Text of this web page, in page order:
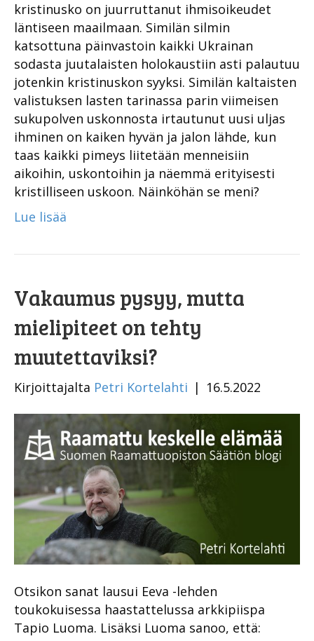
kristinusko on juurruttanut ihmisoikeudet
läntiseen maailmaan. Similän silmin
katsottuna päinvastoin kaikki Ukrainan
sodasta juutalaisten holokaustiin asti palautuu
jotenkin kristinuskon syyksi. Similän kaltaisten
valistuksen lasten tarinassa parin viimeisen
sukupolven uskonnosta irtautunut uusi uljas
ihminen on kaiken hyvän ja jalon lähde, kun
taas kaikki pimeys liitetään menneisiin
aikoihin, uskontoihin ja näemmä erityisesti
kristilliseen uskoon. Näinköhän se meni?
Lue lisää
Vakaumus pysyy, mutta
mielipiteet on tehty
muutettaviksi?
Kirjoittajalta Petri Kortelahti | 16.5.2022
Otsikon sanat lausui Eeva -lehden
toukokuisessa haastattelussa arkkipiispa
Tapio Luoma. Lisäksi Luoma sanoo, että: